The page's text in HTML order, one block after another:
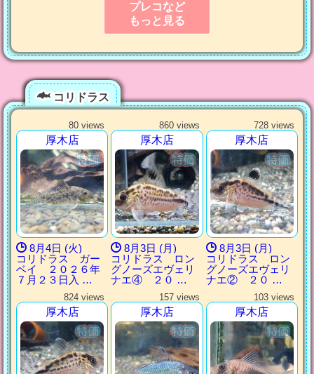
プレコなど
もっと見る
コリドラス
80 views
厚木店
8月4日 (火)
コリドラス ガー
ベイ ２０２６年
７月２３日入 …
860 views
厚木店
8月3日 (月)
コリドラス ロン
グノーズエヴェリ
ナエ④ ２０ …
728 views
厚木店
8月3日 (月)
コリドラス ロン
グノーズエヴェリ
ナエ② ２０ …
824 views
厚木店
157 views
厚木店
103 views
厚木店